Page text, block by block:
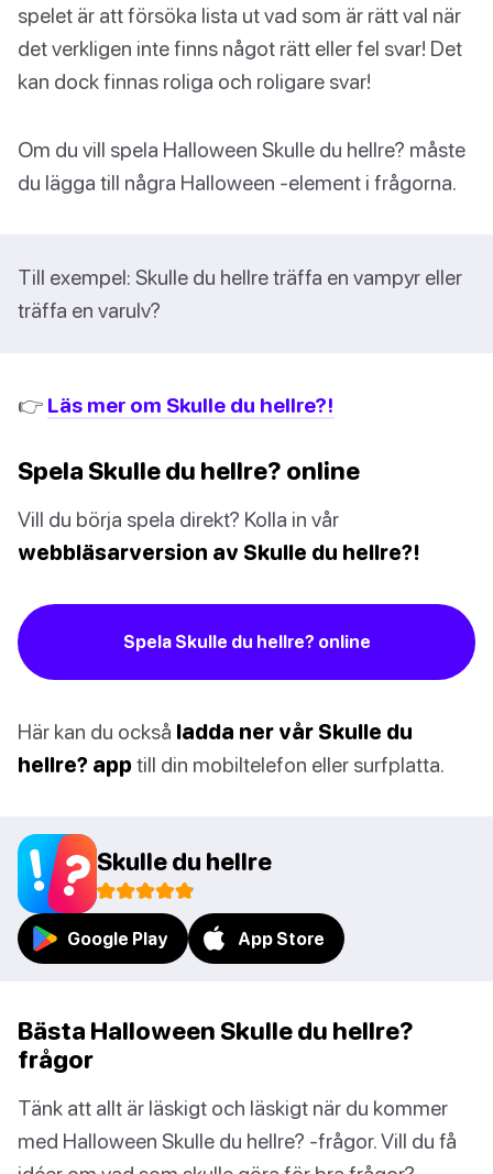
spelet är att försöka lista ut vad som är rätt val när
det verkligen inte finns något rätt eller fel svar! Det
kan dock finnas roliga och roligare svar!
Om du vill spela Halloween Skulle du hellre? måste
du lägga till några Halloween -element i frågorna.
Till exempel: Skulle du hellre träffa en vampyr eller
träffa en varulv?
👉 Läs mer om Skulle du hellre?!
Spela Skulle du hellre? online
Vill du börja spela direkt? Kolla in vår
webbläsarversion av Skulle du hellre?!
Spela Skulle du hellre? online
Här kan du också ladda ner vår Skulle du
hellre? apptill din mobiltelefon eller surfplatta.
Skulle du hellre
Google Play App Store
Bästa Halloween Skulle du hellre?
frågor
Tänk att allt är läskigt och läskigt när du kommer
med Halloween Skulle du hellre? -frågor. Vill du få